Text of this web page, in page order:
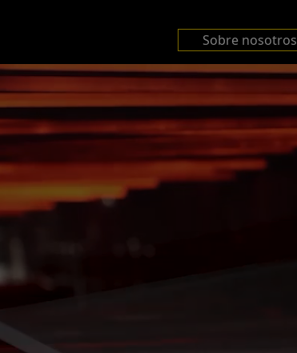
Sobre nosotros